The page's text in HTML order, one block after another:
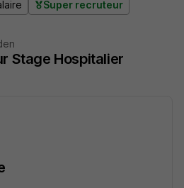
Super recruteur
Stage Hospitalier